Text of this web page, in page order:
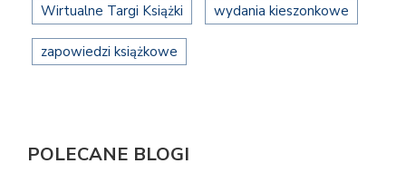
Wirtualne Targi Książki wydania kieszonkowe
zapowiedzi książkowe
POLECANE BLOGI